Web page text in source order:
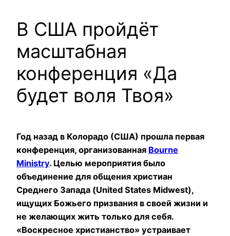
В США пройдёт
масштабная
конференция «Да
будет воля Твоя»
Год назад в Колорадо (США) прошла первая
конференция, организованная Bourne
Ministry. Целью мероприятия было
объединение для общения христиан
Среднего Запада (United States Midwest),
ищущих Божьего призвания в своей жизни и
не желающих жить только для себя.
«Воскресное христианство» устраивает